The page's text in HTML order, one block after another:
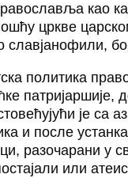
као
цркве
славјанофили,
политика
патријаршије,
је са
и после
разочарани у
или